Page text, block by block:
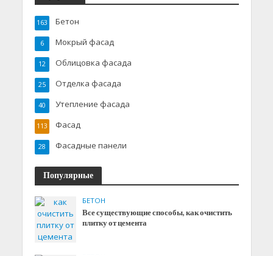
Бетон
163
Мокрый фасад
6
Облицовка фасада
12
Отделка фасада
25
Утепление фасада
40
Фасад
113
Фасадные панели
28
Популярные
БЕТОН
Все существующие способы, как очистить
плитку от цемента